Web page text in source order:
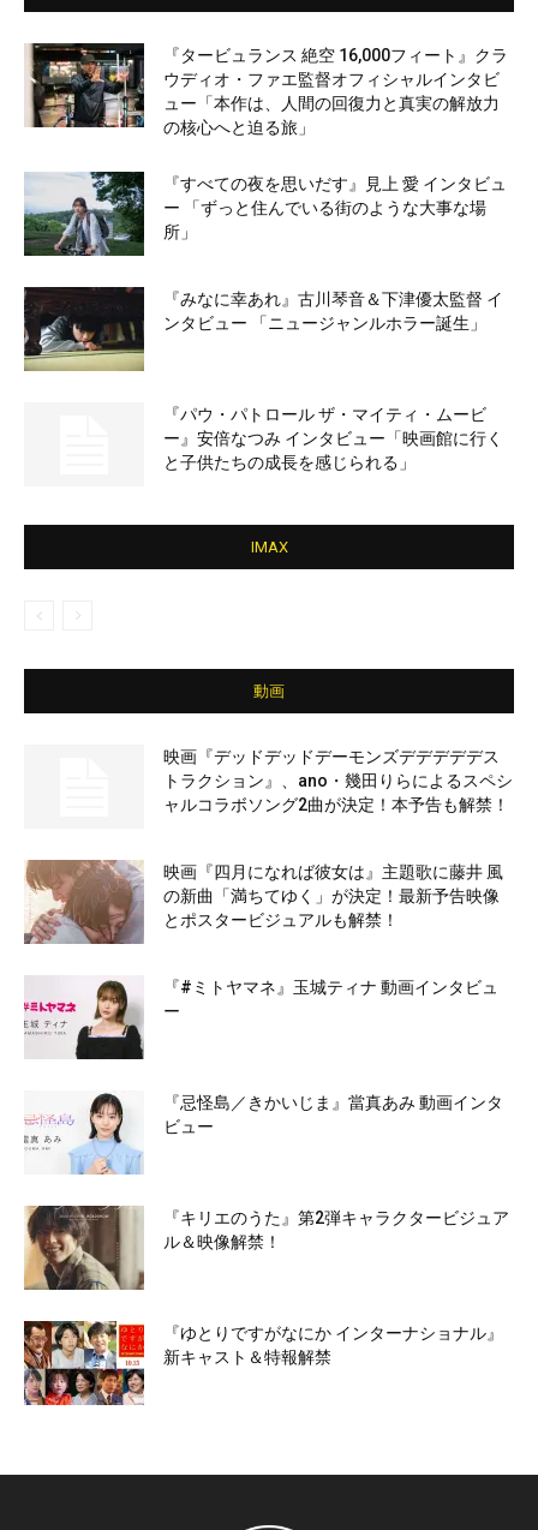
『タービュランス 絶空 16,000フィート』クラ
ウディオ・ファエ監督オフィシャルインタビ
ュー「本作は、人間の回復力と真実の解放力
の核心へと迫る旅」
『すべての夜を思いだす』見上 愛 インタビュ
ー 「ずっと住んでいる街のような大事な場
所」
『みなに幸あれ』古川琴音＆下津優太監督 イ
ンタビュー 「ニュージャンルホラー誕生」
『パウ・パトロール ザ・マイティ・ムービ
ー』安倍なつみ インタビュー「映画館に行く
と子供たちの成長を感じられる」
IMAX
動画
映画『デッドデッドデーモンズデデデデデス
トラクション』、ano・幾田りらによるスペシ
ャルコラボソング2曲が決定！本予告も解禁！
映画『四月になれば彼女は』主題歌に藤井 風
の新曲「満ちてゆく」が決定！最新予告映像
とポスタービジュアルも解禁！
『#ミトヤマネ』玉城ティナ 動画インタビュ
ー
『忌怪島／きかいじま』當真あみ 動画インタ
ビュー
『キリエのうた』第2弾キャラクタービジュア
ル＆映像解禁！
『ゆとりですがなにか インターナショナル』
新キャスト＆特報解禁